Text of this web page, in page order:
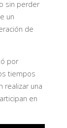
sin perder
un
de
por
tiempos
realizar una
en